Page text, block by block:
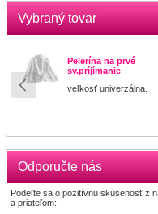
Vybraný tovar
Pelerína na prvé
sv.príjímanie
veľkosť univerzálna.
Odporučte nás
Podeľte sa o pozitívnu skúsenosť z
a priateľom: